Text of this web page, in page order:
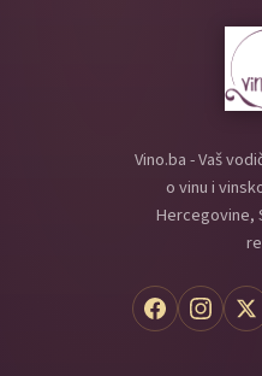
Vino.ba - Vaš
o vinu i
Hercegovine,